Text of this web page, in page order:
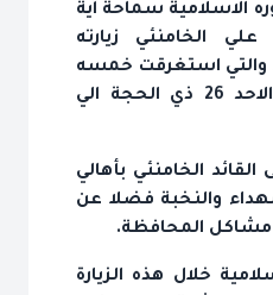
وخلال‎ هذه‎‎ الزيارة التقى‎ القائد الخامنئي‎‎ بأهالي
خلال هذه الزيارة